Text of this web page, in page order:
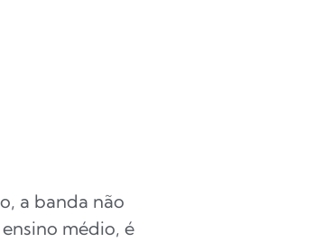
a banda não
médio, é